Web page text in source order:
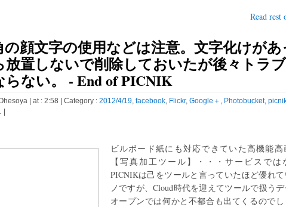
Read rest
の顔文字の使用などは注意。文字化けがあ
放置しないで削除しておいたが後々トラ
らない。 - End of PICNIK
| at : 2:58 | Category : 2012/4/19 facebook, Flickr, Google＋ Photobucket,
|
ビルボード紙にも対応できていた高機能高
【写真加工ツール】・・・サービスでは
PICNIKは己をツールと言っていたほど優れ
ノですが、Cloud時代を迎えてツールで扱う
オープンでは何かと不都合も出てくるのでし